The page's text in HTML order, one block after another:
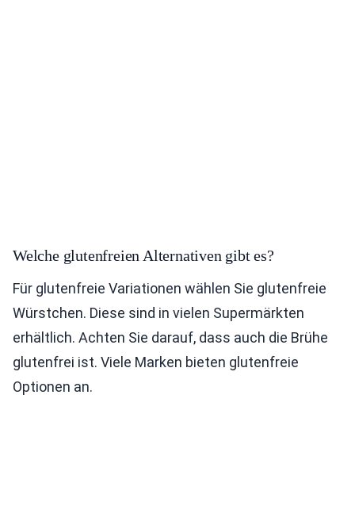
Welche glutenfreien Alternativen gibt es?
Für glutenfreie Variationen wählen Sie glutenfreie
Würstchen. Diese sind in vielen Supermärkten
erhältlich. Achten Sie darauf, dass auch die Brühe
glutenfrei ist. Viele Marken bieten glutenfreie
Optionen an.